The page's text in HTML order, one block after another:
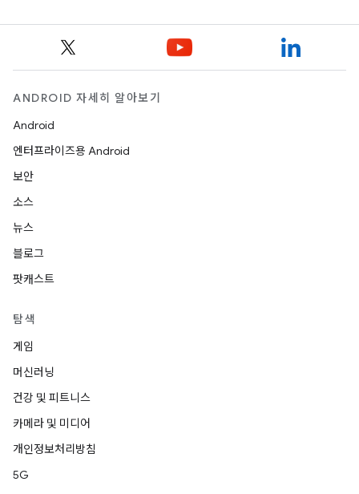
ANDROID 자세히 알아보기
Android
엔터프라이즈용 Android
보안
소스
뉴스
블로그
팟캐스트
탐색
게임
머신러닝
건강 및 피트니스
카메라 및 미디어
개인정보처리방침
5G